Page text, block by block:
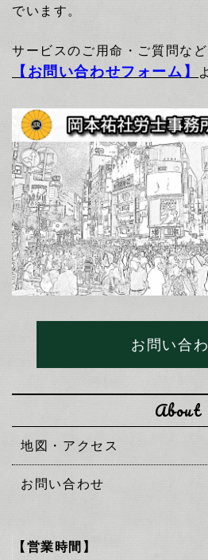
でいます。
サービスのご用命・ご質問な
【お問い合わせフォーム】
お問い合
About
地図・アクセス
お問い合わせ
【営業時間】